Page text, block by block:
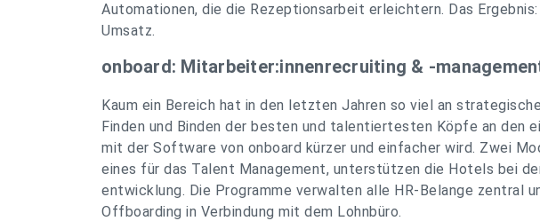
Automationen, die die Rezeptionsarbeit erleichtern. Das
Umsatz.
onboard: Mitarbeiter:innenrecruiting & -
Kaum ein Bereich hat in den letzten Jahren so viel an
Finden und Binden der besten und talentiertesten Köpfe an den
mit der Software von onboard kürzer und einfacher wird. Zwei
eines für das Talent Management, unterstützen die Hotels bei
entwicklung. Die Programme verwalten alle HR-Belange zentral
Offboarding in Verbindung mit dem Lohnbüro.